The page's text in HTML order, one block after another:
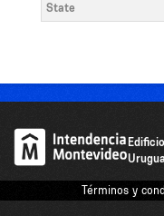
State
Términos y